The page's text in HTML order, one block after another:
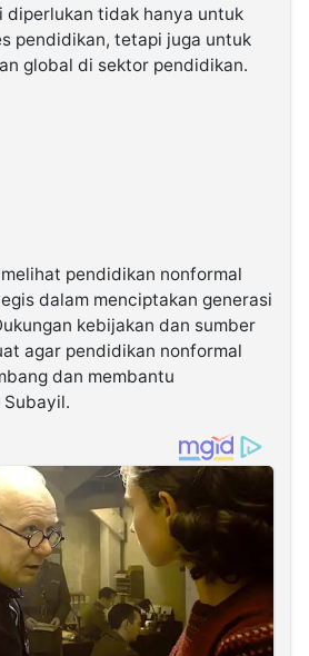
diperlukan tidak hanya untuk
pendidikan, tetapi juga untuk
global di sektor pendidikan.
pendidikan nonformal
dalam menciptakan generasi
kebijakan dan sumber
agar pendidikan nonformal
dan membantu
Subayil.